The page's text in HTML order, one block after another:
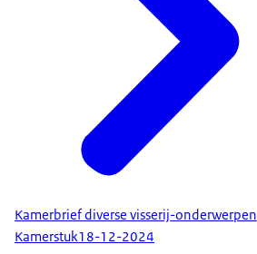
Kamerbrief diverse visserij-onderwerpen
Kamerstuk18-12-2024